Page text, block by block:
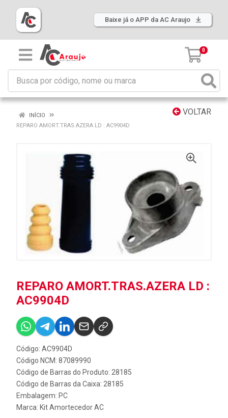
Baixe já o APP da AC Araujo
0
VOLTAR
INÍCIO
REPARO AMORT.TRAS.AZERA LD : AC9904D
REPARO AMORT.TRAS.AZERA LD :
AC9904D
Código: AC9904D
Código NCM: 87089990
Código de Barras do Produto: 28185
Código de Barras da Caixa: 28185
Embalagem: PC
Marca: Kit Amortecedor AC